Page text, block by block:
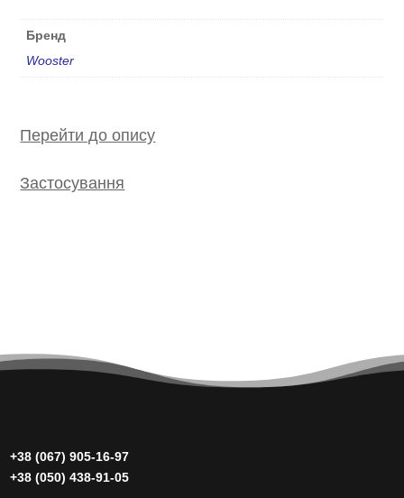
Бренд
Wooster
Перейти до опису
Застосування
+38 (067) 905-16-97
+38 (050) 438-91-05